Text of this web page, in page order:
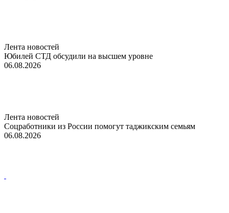
Лента новостей
Юбилей СТД обсудили на высшем уровне
06.08.2026
Лента новостей
Соцработники из России помогут таджикским семьям
06.08.2026